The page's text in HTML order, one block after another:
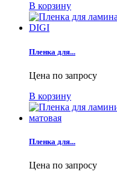
В корзину
Пленка для...
Цена по запросу
В корзину
Пленка для...
Цена по запросу